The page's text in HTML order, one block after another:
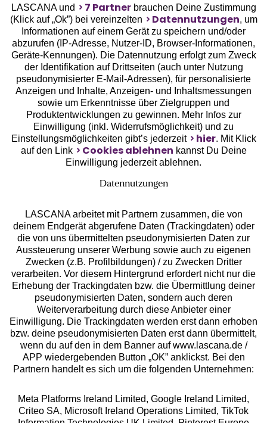
Geprüfte Sicherheit
Unsere Apps
Services
Beratung
Über uns
Rechtliches
LASCANA und 7 Partnerbrauchen Deine Zustimmung
(Klick auf „Ok”) bei vereinzelten
Datennutzungen, um
Informationen auf einem Gerät zu speichern und/oder
abzurufen (IP-Adresse, Nutzer-ID, Browser-Informationen,
Geräte-Kennungen). Die Datennutzung erfolgt zum Zweck
der Identifikation auf Drittseiten (auch unter Nutzung
pseudonymisierter E-Mail-Adressen), für personalisierte
Anzeigen und Inhalte, Anzeigen- und Inhaltsmessungen
sowie um Erkenntnisse über Zielgruppen und
Produktentwicklungen zu gewinnen. Mehr Infos zur
Einwilligung (inkl. Widerrufsmöglichkeit) und zu
Einstellungsmöglichkeiten gibt’s jederzeit
hier. Mit Klick
auf den Link
Cookies ablehnen kannst Du Deine
Einwilligung jederzeit ablehnen.
Datennutzungen
LASCANA arbeitet mit Partnern zusammen, die von
deinem Endgerät abgerufene Daten (Trackingdaten) oder
die von uns übermittelten pseudonymisierten Daten zur
Aussteuerung unserer Werbung sowie auch zu eigenen
Zwecken (z.B. Profilbildungen) / zu Zwecken Dritter
verarbeiten. Vor diesem Hintergrund erfordert nicht nur die
Erhebung der Trackingdaten bzw. die Übermittlung deiner
pseudonymisierten Daten, sondern auch deren
Weiterverarbeitung durch diese Anbieter einer
Einwilligung. Die Trackingdaten werden erst dann erhoben
bzw. deine pseudonymisierten Daten erst dann übermittelt,
wenn du auf den in dem Banner auf www.lascana.de /
APP wiedergebenden Button „OK” anklickst. Bei den
Partnern handelt es sich um die folgenden Unternehmen:
Meta Platforms Ireland Limited, Google Ireland Limited,
Criteo SA, Microsoft Ireland Operations Limited, TikTok